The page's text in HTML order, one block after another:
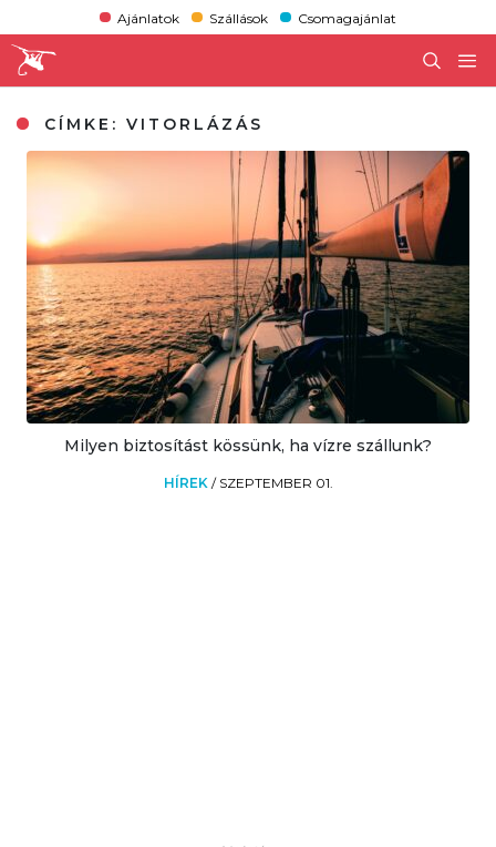
Ajánlatok Szállások Csomagajánlat
CÍMKE:VITORLÁZÁS
Milyen biztosítást kössünk, ha vízre szállunk?
HÍREK / SZEPTEMBER 01.